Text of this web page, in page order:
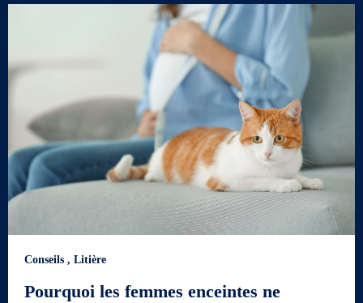
Conseils , Litière
Pourquoi les femmes enceintes ne